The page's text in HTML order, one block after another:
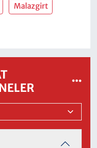
Malazgirt